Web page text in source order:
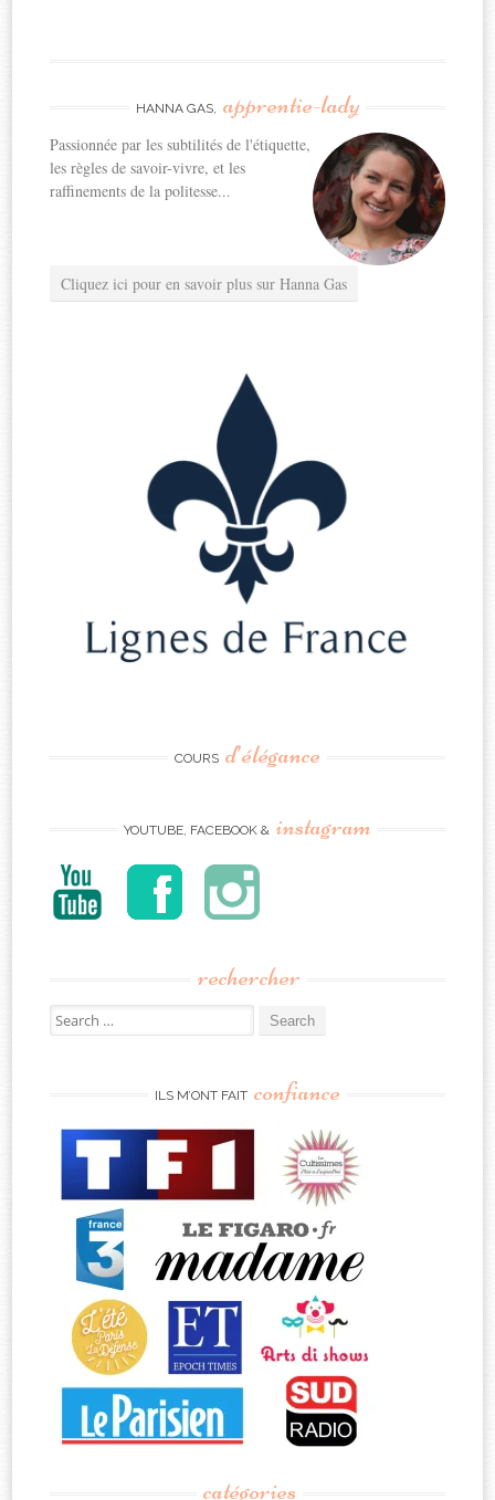
HANNA GAS, apprentie-lady
Passionnée par les subtilités de l'étiquette,
les règles de savoir-vivre, et les
raffinements de la politesse...
Cliquez ici pour en savoir plus sur Hanna Gas
COURS d’élégance
YOUTUBE, FACEBOOK & instagram
rechercher
Search
for:
ILS M’ONT FAIT confiance
catégories